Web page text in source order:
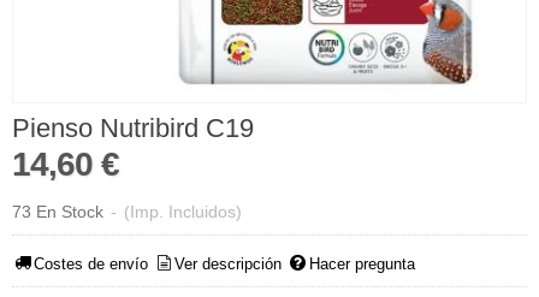
Pienso Nutribird C19
14,60 €
73 En Stock - (Imp. Incluidos)
Costes de envío Ver descripción Hacer pregunta